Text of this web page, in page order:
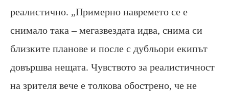
реалистично. „Примерно навремето се е
снимало така – мегазвездата идва, снима си
близките планове и после с дубльори екипът
довършва нещата. Чувството за реалистичност
на зрителя вече е толкова обострено, че не